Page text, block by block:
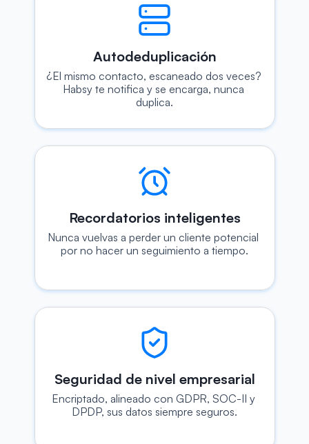
Autodeduplicación
¿El mismo contacto, escaneado dos veces?
Habsy te notifica y se encarga, nunca
duplica.
Recordatorios inteligentes
Nunca vuelvas a perder un cliente potencial
por no hacer un seguimiento a tiempo.
Seguridad de nivel empresarial
Encriptado, alineado con GDPR, SOC-II y
DPDP, sus datos siempre seguros.